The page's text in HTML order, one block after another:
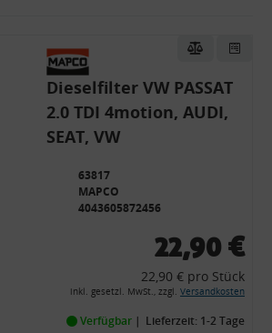
Dieselfilter VW PASSAT
2.0 TDI 4motion, AUDI,
SEAT, VW
63817
MAPCO
4043605872456
22,90 €
22,90 € pro Stück
inkl. gesetzl. MwSt., zzgl. Versandkosten
Verfügbar Lieferzeit: 1-2 Tage